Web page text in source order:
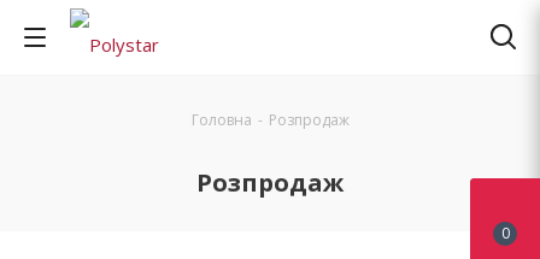
Головна - Розпродаж
Розпродаж
0